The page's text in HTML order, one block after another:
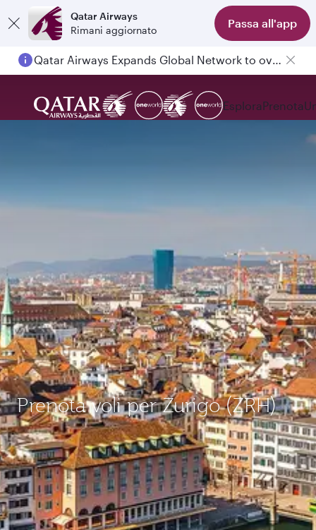
Qatar Airways
Rimani aggiornato
Passa all'app
Qatar Airways Expands Global Network to over 160 Destinations
EsploraPrenota
Prenota voli per Zurigo (ZRH)